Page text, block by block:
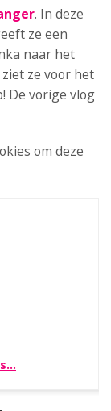
. In deze
ze een
naar het
ze voor het
De vorige vlog
om deze